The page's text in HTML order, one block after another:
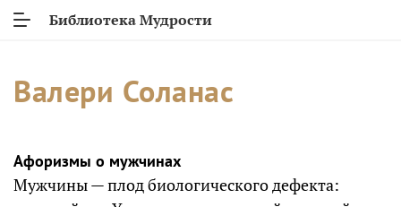
Библиотека Мудрости
Валери Соланас
Афоризмы о мужчинах
Мужчины — плод биологического дефекта: